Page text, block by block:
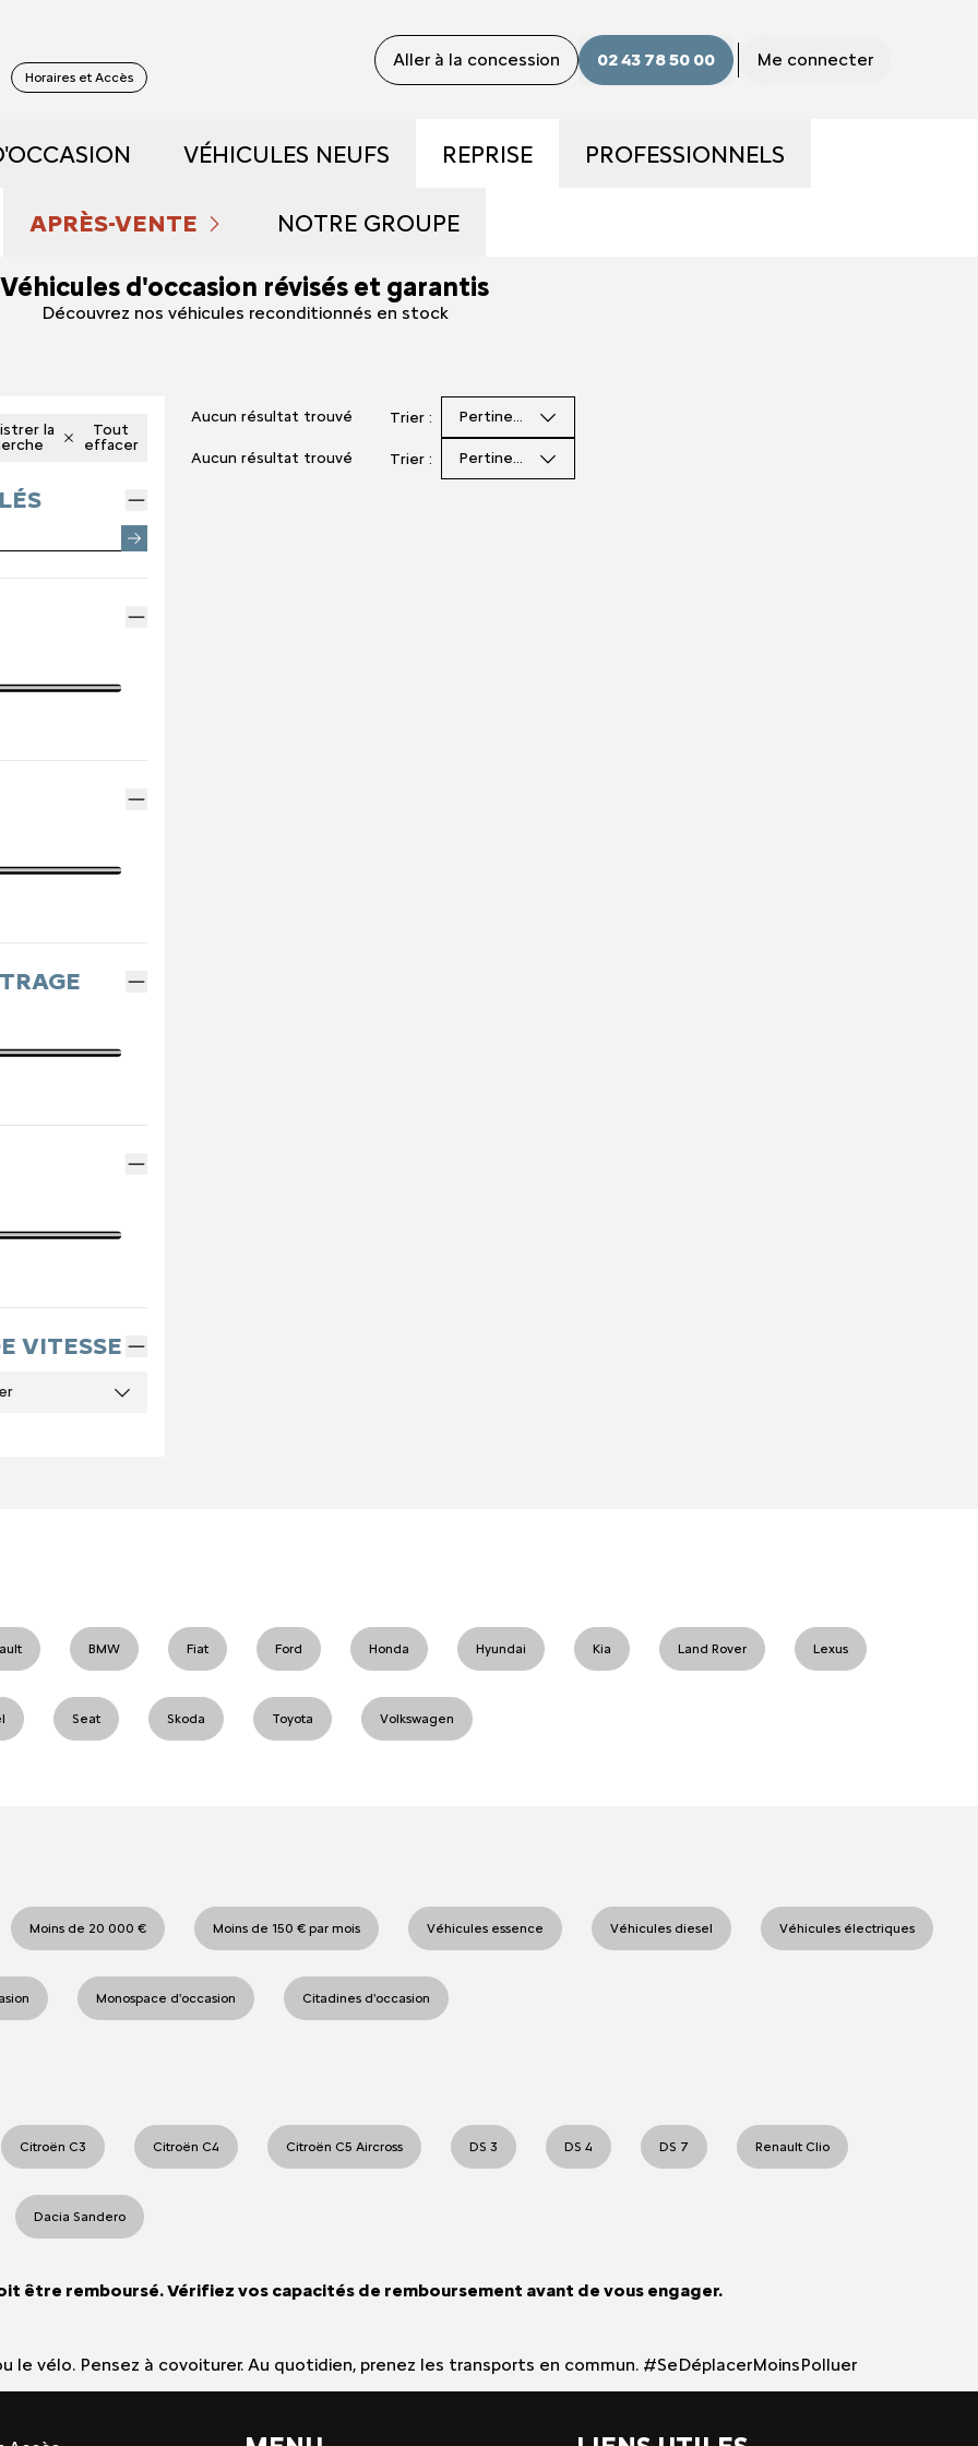
Horaires et Accès
Aller à la concession 02 43 78 50 00 Me connecter
DÉMONSTRATION
ET HYBRIDES
SPOTICAR
VÉHICULES NEUFS
DÉCOUVREZ NOS GAMMES
RÉSERVEZ UN ESSAI
DÉCOUVREZ L'HYBRIDE
REPRISE PROFESSIONNELS
APRÈS-VENTE
PRENDRE RENDEZ-VOUS
NOS OFFRES DU MOMENT
ENTRETIEN VÉHICULE HYBRIDE
NOTRE GROUPE
QUI SOMMES NOUS ?
NOS ACTUALITÉS
Véhicules d'occasion révisés et garantis
Découvrez nos véhicules reconditionnés en stock
la
Tout
effacer
VITESSE
Aucun résultat trouvé Trier : Pertinence
Aucun résultat trouvé Trier : Pertinence
BMW Fiat Ford Honda Hyundai Kia Land Rover Lexus
Seat Skoda Toyota Volkswagen
Moins de 20 000 € Moins de 150 € par mois Véhicules essence Véhicules diesel Véhicules électriques
Monospace d'occasion Citadines d'occasion
Citroën C3 Citroën C4 Citroën C5 Aircross DS 3 DS 4 DS 7 Renault Clio
Dacia Sandero
être remboursé. Vérifiez vos capacités de remboursement avant de vous engager.
le vélo. Pensez à covoiturer. Au quotidien, prenez les transports en commun. #SeDéplacerMoinsPolluer